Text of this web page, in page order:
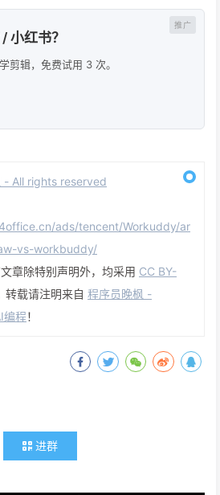
小红书？
剪辑，免费试用 3 次。
- All rights reserved
ads/tencent/Workuddy/ar
vs-workbuddy/
章除特别声明外，均采用 CC BY-
转载请注明来自 程序员晚枫 -
编程！
进群